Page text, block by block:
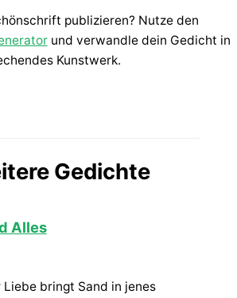
publizieren? Nutze den
und verwandle dein Gedicht in
Kunstwerk.
Gedichte
Alles
bringt Sand in jenes